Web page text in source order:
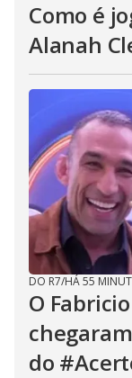
Como é
Alanah
DO R7/HÁ 55
O
do